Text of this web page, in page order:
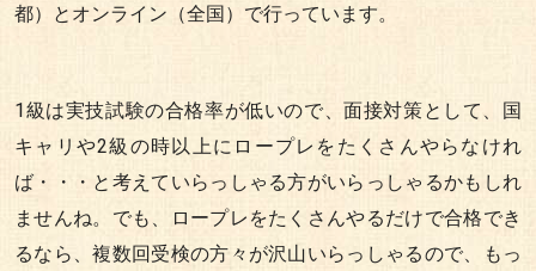
都）とオンライン（全国）で行っています。
1級は実技試験の合格率が低いので、面接対策として、国
キャリや2級の時以上にロープレをたくさんやらなけれ
ば・・・と考えていらっしゃる方がいらっしゃるかもしれ
ませんね。でも、ロープレをたくさんやるだけで合格でき
るなら、複数回受検の方々が沢山いらっしゃるので、もっ